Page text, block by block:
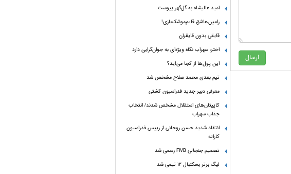
امید عالیشاه به گل‌گهر پیوست
رامین،عاشق قایم‌موشک‌بازی!
قایقی بدون قایقران
اختر: سهراب نگاه ویژه‌ای به جوان‌گرایی دارد
این پول‌ها از کجا می‌آید؟
تیم بعدی محمد صلاح مشخص شد
معرفی دبیر جدید فدراسیون کشتی
کاپیتان‌های استقلال مشخص شدند/ انتخاب
جذاب سهراب
انتقاد شدید حسن روحانی از رییس فدراسیون
کاراته
تصمیم جنجالی FIVB رسمی شد
لیگ برتر بسکتبال ۱۲ تیمی شد